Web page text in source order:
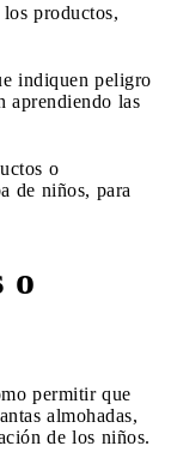
productos,
indiquen peligro
aprendiendo las
o
de niños, para
o
permitir que
almohadas,
de los niños.